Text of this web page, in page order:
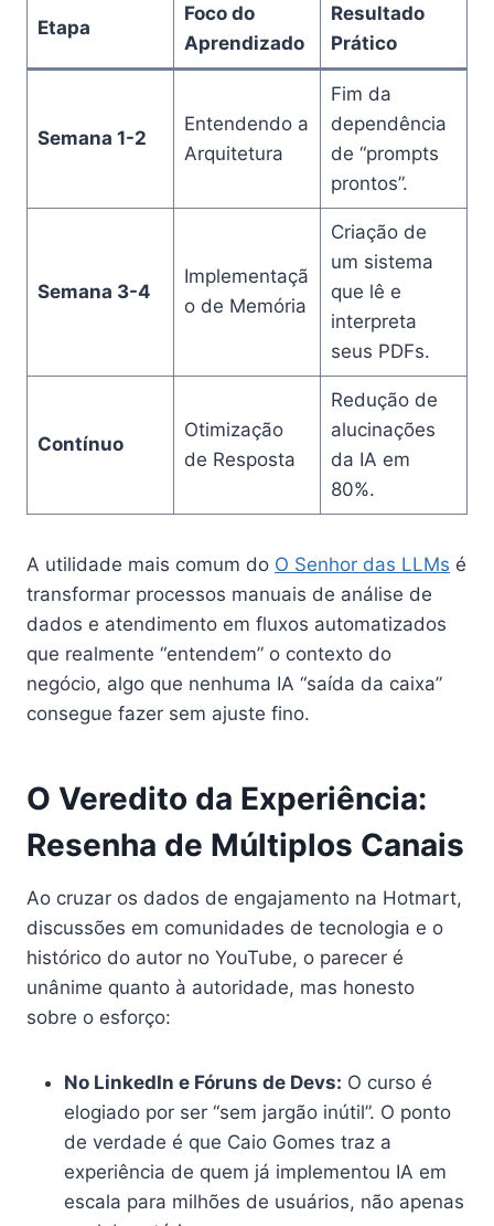
Etapa
Foco do
Aprendizado
Resultado
Prático
Semana 1-2
Entendendo a
Arquitetura
Fim da
dependência
de “prompts
prontos”.
Semana 3-4
Implementaçã
o de Memória
Criação de
um sistema
que lê e
interpreta
seus PDFs.
Contínuo
Otimização
de Resposta
Redução de
alucinações
da IA em
80%.
A utilidade mais comum do O Senhor das LLMs é
transformar processos manuais de análise de
dados e atendimento em fluxos automatizados
que realmente “entendem” o contexto do
negócio, algo que nenhuma IA “saída da caixa”
consegue fazer sem ajuste fino.
O Veredito da Experiência:
Resenha de Múltiplos Canais
Ao cruzar os dados de engajamento na Hotmart,
discussões em comunidades de tecnologia e o
histórico do autor no YouTube, o parecer é
unânime quanto à autoridade, mas honesto
sobre o esforço:
No LinkedIn e Fóruns de Devs: O curso é
elogiado por ser “sem jargão inútil”. O ponto
de verdade é que Caio Gomes traz a
experiência de quem já implementou IA em
escala para milhões de usuários, não apenas